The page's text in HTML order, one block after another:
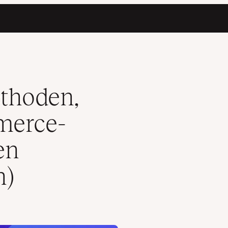
beschleunigen (Ultimativer Leitfaden)